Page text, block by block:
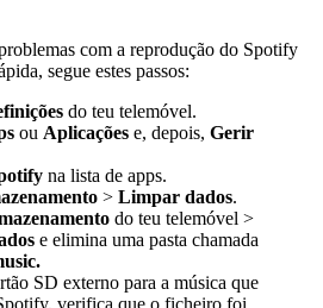
com a reprodução do Spotify
segue estes passos:
do teu telemóvel.
ou Aplicações e, depois, Gerir
na lista de apps.
> Limpar dados.
do teu telemóvel >
e elimina uma pasta chamada
SD externo para a música que